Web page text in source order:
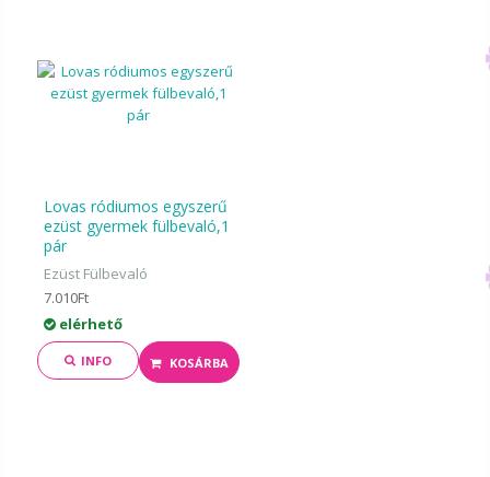
Lovas ródiumos egyszerű
ezüst gyermek fülbevaló,1
pár
Ezüst Fülbevaló
7.010Ft
elérhető
INFO KOSÁRBA